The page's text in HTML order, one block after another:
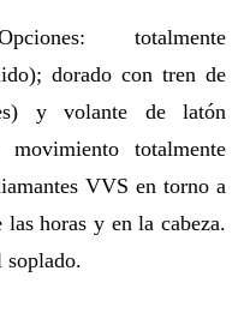
totalmente
dorado con tren de
y volante de latón
totalmente
VVS en torno a
horas y en la cabeza.
soplado.